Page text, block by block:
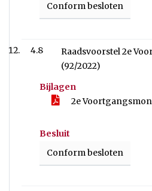
Conform besloten
4.8
Raadsvoorstel 2e
(92/2022)
Bijlagen
2e
Besluit
Conform besloten